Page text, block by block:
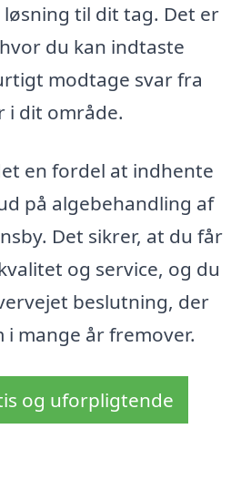
til dit tag. Det er
du kan indtaste
modtage svar fra
i dit område.
en fordel at indhente
på algebehandling af
Det sikrer, at du får
og service, og du
beslutning, der
i mange år fremover.
og uforpligtende